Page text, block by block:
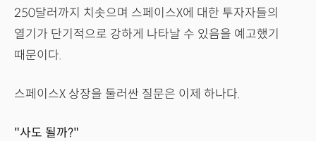
250달러까지 치솟으며 스페이스X에 대한 투자자들의
열기가 단기적으로 강하게 나타날 수 있음을 예고했기
때문이다.
스페이스X 상장을 둘러싼 질문은 이제 하나다.
"사도 될까?"